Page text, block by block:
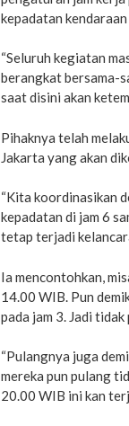
kepadatan
“Seluruh kegiatan
berangkat bersama-
saat disini akan
Pihaknya telah
Jakarta yang akan
“Kita koordinasikan
kepadatan di jam 6
tetap terjadi
Ia mencontohkan,
14.00 WIB. Pun
pada jam 3. Jadi
“Pulangnya juga
mereka pun pulang
20.00 WIB ini kan